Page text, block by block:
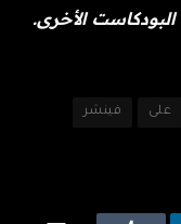
على فينشر